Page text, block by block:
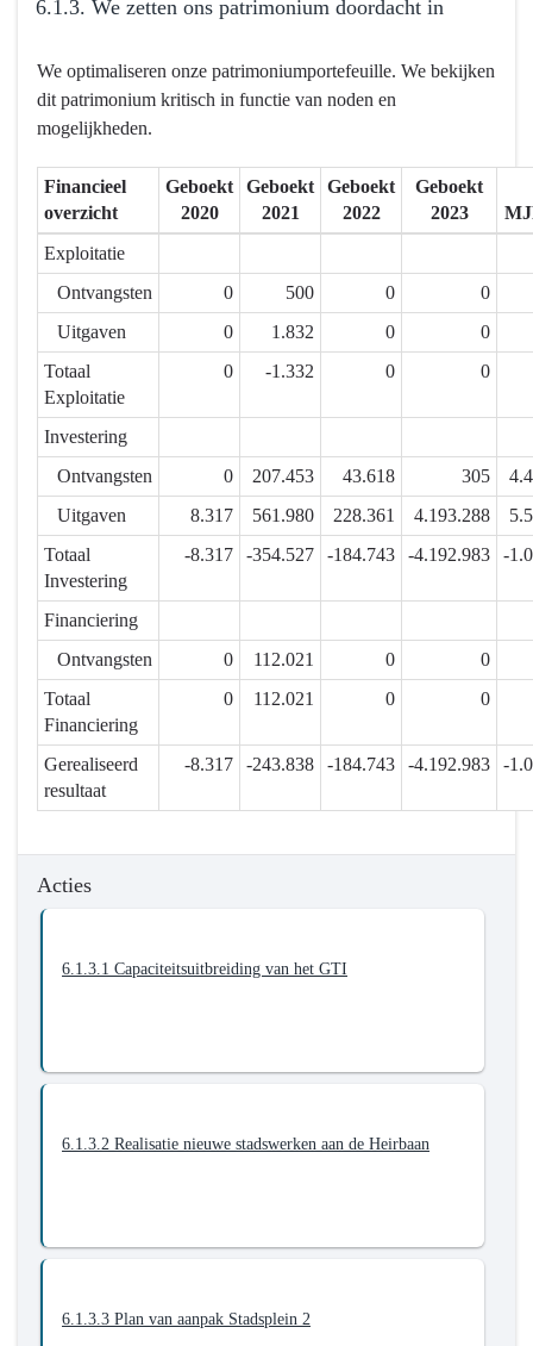
6.1.3. We zetten ons patrimonium doordacht in
naar
navigatie
6.1.
Mensen
middelen
worden
efficiënt
ingezet
creëren
meerwaarde
Actieplannen
6.1.3.
zetten
patrimonium
doordacht
We optimaliseren onze patrimoniumportefeuille. We bekijken
dit patrimonium kritisch in functie van noden en
mogelijkheden.
Financieel
overzicht
Geboekt
2020
Geboekt
2021
Geboekt
2022
Geboekt
2023
Exploitatie
Ontvangsten
0 500 0
0
Uitgaven
0 1.832 0
0
Totaal
Exploitatie
0 -1.332 0 0
Investering
Ontvangsten
0 207.453 43.618 305
Uitgaven
8.317 561.980 228.361 4.193.288
Totaal
Investering
-8.317 -354.527 -184.743 -4.192.983 -
Financiering
Ontvangsten
0 112.021 0
0
Totaal
Financiering
0 112.021 0 0
Gerealiseerd
resultaat
-8.317 -243.838 -184.743 -4.192.983 -
Acties
6.1.3.1 Capaciteitsuitbreiding van het GTI
6.1.3.2 Realisatie nieuwe stadswerken aan de Heirbaan
6.1.3.3 Plan van aanpak Stadsplein 2